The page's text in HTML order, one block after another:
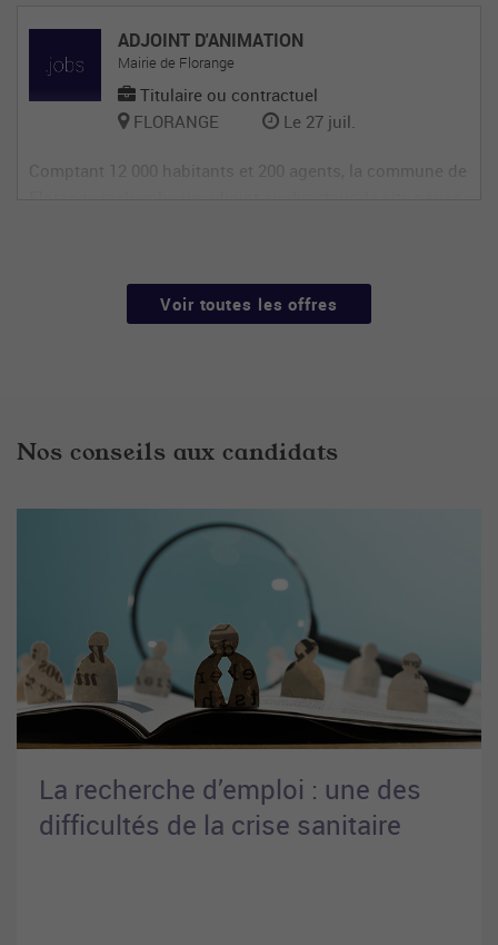
ADJOINT D'ANIMATION
Mairie de Florange
Titulaire ou contractuel
FLORANGE
Le 27 juil.
Comptant 12 000 habitants et 200 agents, la commune de
unication (poste de 28hVoir toutes les offres
Nos conseils aux candidats
La recherche d’emploi : une des
difficultés de la crise sanitaire